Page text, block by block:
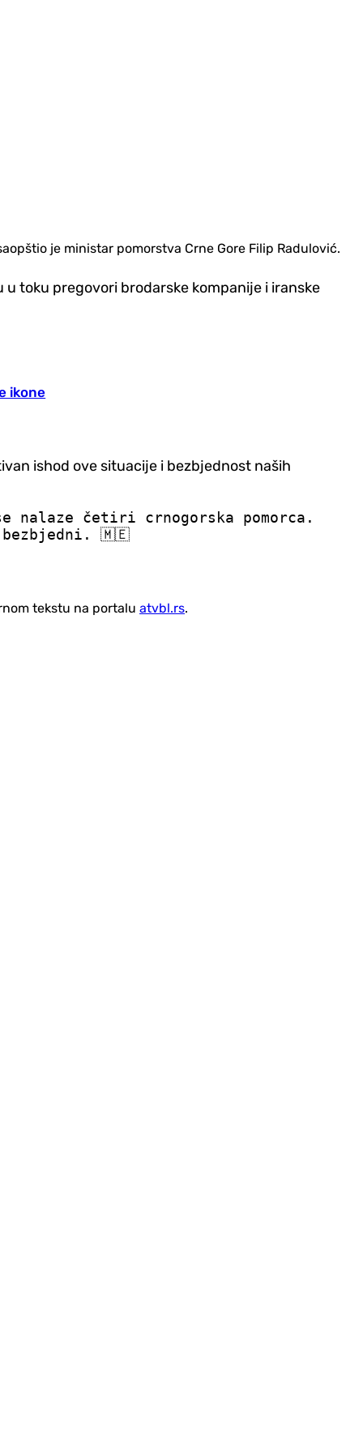
je ministar pomorstva Crne Gore Filip Radulović.
toku pregovori brodarske kompanije i iranske
ikone
ishod ove situacije i bezbjednost naših
nalaze četiri crnogorska pomorca.
bezbjedni. 🇲🇪
tekstu na portalu atvbl.rs.